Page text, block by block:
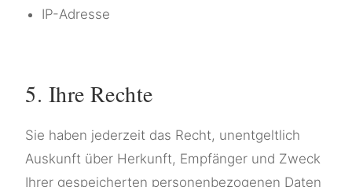
IP-Adresse
5. Ihre Rechte
Sie haben jederzeit das Recht, unentgeltlich
Auskunft über Herkunft, Empfänger und Zweck
Ihrer gespeicherten personenbezogenen Daten